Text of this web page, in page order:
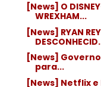
[News] O
WREXHAM...
[News] RYAN
[News]
para...
[News] Netflix